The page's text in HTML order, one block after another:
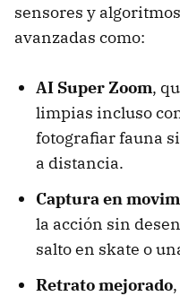
sensores y
avanzadas como:
AI Super Zoom,
limpias incluso
fotografiar fauna
a distancia.
Captura en
la acción sin
salto en skate o
Retrato mejorado